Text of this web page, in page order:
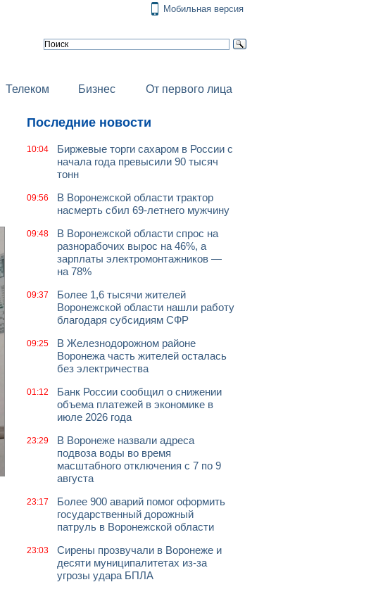
Мобильная версия
Телеком Бизнес От первого лица
Последние новости
10:04
Биржевые торги сахаром в России с
начала года превысили 90 тысяч
тонн
09:56
В Воронежской области трактор
насмерть сбил 69-летнего мужчину
09:48
В Воронежской области спрос на
разнорабочих вырос на 46%, а
зарплаты электромонтажников —
на 78%
09:37
Более 1,6 тысячи жителей
Воронежской области нашли работу
благодаря субсидиям СФР
09:25
В Железнодорожном районе
Воронежа часть жителей осталась
без электричества
01:12
Банк России сообщил о снижении
объема платежей в экономике в
июле 2026 года
23:29
В Воронеже назвали адреса
подвоза воды во время
масштабного отключения с 7 по 9
августа
23:17
Более 900 аварий помог оформить
государственный дорожный
патруль в Воронежской области
23:03
Сирены прозвучали в Воронеже и
десяти муниципалитетах из-за
угрозы удара БПЛА